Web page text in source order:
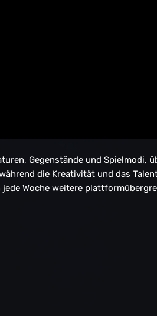
Gegenstände und Spielmodi,
die Kreativität und das
Woche weitere